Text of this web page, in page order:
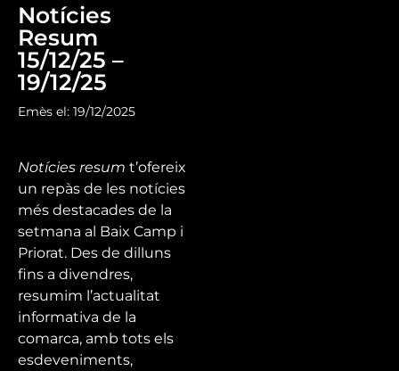
Notícies
Resum
15/12/25 –
19/12/25
Emès el: 19/12/2025
Notícies resum t’ofereix
un repàs de les notícies
més destacades de la
setmana al Baix Camp i
Priorat. Des de dilluns
fins a divendres,
resumim l’actualitat
informativa de la
comarca, amb tots els
esdeveniments,